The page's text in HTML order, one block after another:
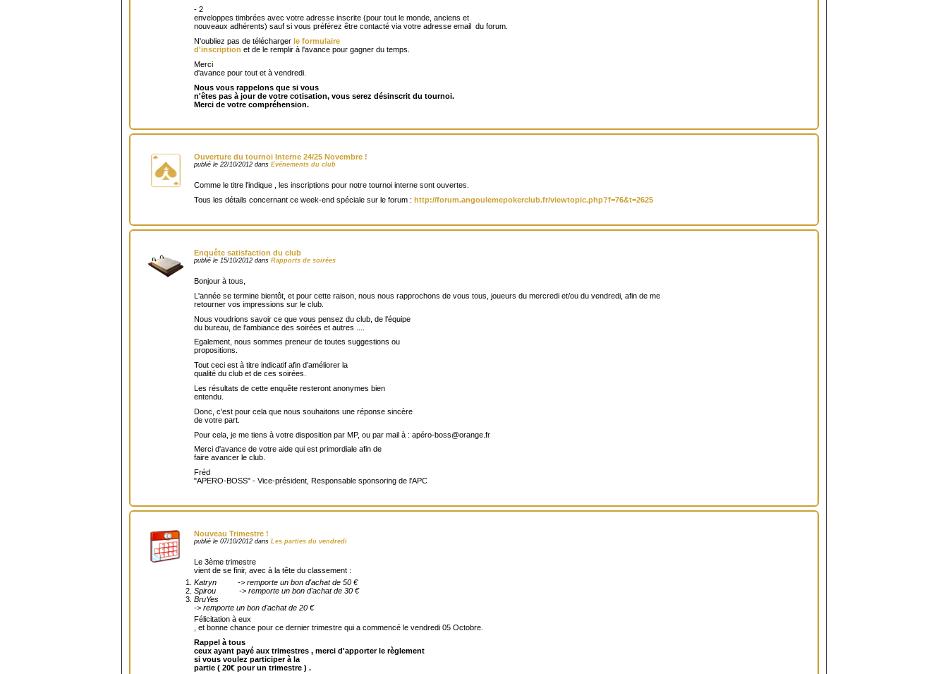
- 2
enveloppes timbrées avec votre adresse inscrite (pour tout le monde, anciens et
nouveaux adhérents) sauf si vous préférez être contacté via votre adresse email du forum.
N'oubliez pas de télécharger le formulaire
d'inscription et de le remplir à l'avance pour gagner du temps.
Merci
d'avance pour tout et à vendredi.
Nous vous rappelons que si vous
n'êtes pas à jour de votre cotisation, vous serez désinscrit du tournoi.
Merci de votre compréhension.
Ouverture du tournoi Interne 24/25 Novembre !
publié le 22/10/2012 dans Evénements du club
Comme le titre l'indique , les inscriptions pour notre tournoi interne sont ouvertes.
Tous les détails concernant ce week-end spéciale sur le forum : http://forum.angoulemepokerclub.fr/viewtopic.php?f=76&t=2625
Enquête satisfaction du club
publié le 15/10/2012 dans Rapports de soirées
Bonjour à tous,
L'année se termine bientôt, et pour cette raison, nous nous rapprochons de vous tous, joueurs du mercredi et/ou du vendredi, afin de me
retourner vos impressions sur le club.
Nous voudrions savoir ce que vous pensez du club, de l'équipe
du bureau, de l'ambiance des soirées et autres ....
Egalement, nous sommes preneur de toutes suggestions ou
propositions.
Tout ceci est à titre indicatif afin d'améliorer la
qualité du club et de ces soirées.
Les résultats de cette enquête resteront anonymes bien
entendu.
Donc, c'est pour cela que nous souhaitons une réponse sincère
de votre part.
Pour cela, je me tiens à votre disposition par MP, ou par mail à : apéro-boss@orange.fr
Merci d'avance de votre aide qui est primordiale afin de
faire avancer le club.
Fréd
"APERO-BOSS" - Vice-président, Responsable sponsoring de l'APC
Nouveau Trimestre !
publié le 07/10/2012 dans Les parties du vendredi
Le 3ème trimestre
vient de se finir, avec à la tête du classement :
Katryn -> remporte un bon d'achat de 50 €
Spirou -> remporte un bon d'achat de 30 €
BruYes
-> remporte un bon d'achat de 20 €
Félicitation à eux
, et bonne chance pour ce dernier trimestre qui a commencé le vendredi 05 Octobre.
Rappel à tous
ceux ayant payé aux trimestres , merci d'apporter le règlement
si vous voulez participer à la
partie ( 20€ pour un trimestre ) .